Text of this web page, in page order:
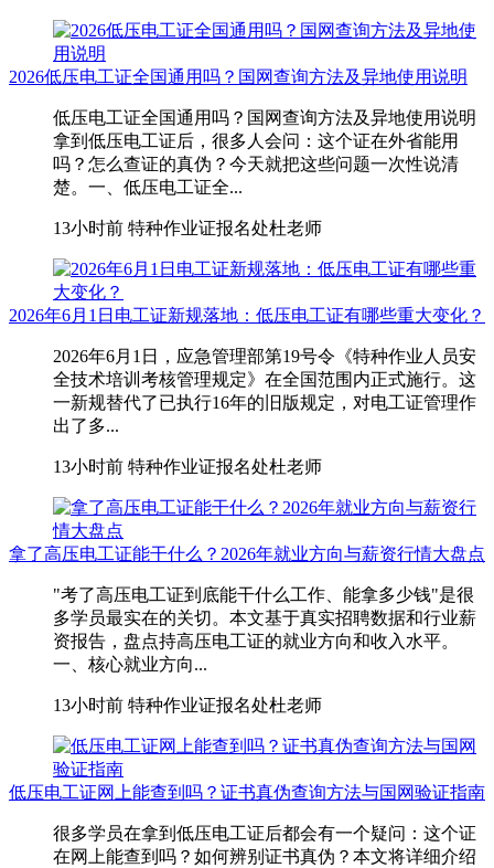
2026低压电工证全国通用吗？国网查询方法及异地使用说明
低压电工证全国通用吗？国网查询方法及异地使用说明
拿到低压电工证后，很多人会问：这个证在外省能用
吗？怎么查证的真伪？今天就把这些问题一次性说清
楚。一、低压电工证全...
13小时前 特种作业证报名处杜老师
2026年6月1日电工证新规落地：低压电工证有哪些重大变化？
2026年6月1日，应急管理部第19号令《特种作业人员安
全技术培训考核管理规定》在全国范围内正式施行。这
一新规替代了已执行16年的旧版规定，对电工证管理作
出了多...
13小时前 特种作业证报名处杜老师
拿了高压电工证能干什么？2026年就业方向与薪资行情大盘点
"考了高压电工证到底能干什么工作、能拿多少钱"是很
多学员最实在的关切。本文基于真实招聘数据和行业薪
资报告，盘点持高压电工证的就业方向和收入水平。
一、核心就业方向...
13小时前 特种作业证报名处杜老师
低压电工证网上能查到吗？证书真伪查询方法与国网验证指南
很多学员在拿到低压电工证后都会有一个疑问：这个证
在网上能查到吗？如何辨别证书真伪？本文将详细介绍